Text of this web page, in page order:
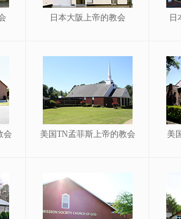
日本大阪上帝的教会 日
会 美国TN孟菲斯上帝的教会 美